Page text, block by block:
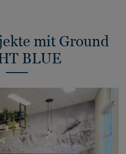
mit Ground
BLUE